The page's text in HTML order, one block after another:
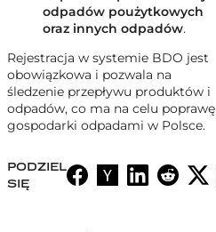
odpadów poużytkowych
oraz innych odpadów.
Rejestracja w systemie BDO jest
obowiązkowa i pozwala na
śledzenie przepływu produktów i
odpadów, co ma na celu poprawę
gospodarki odpadami w Polsce.
PODZIEL
SIĘ